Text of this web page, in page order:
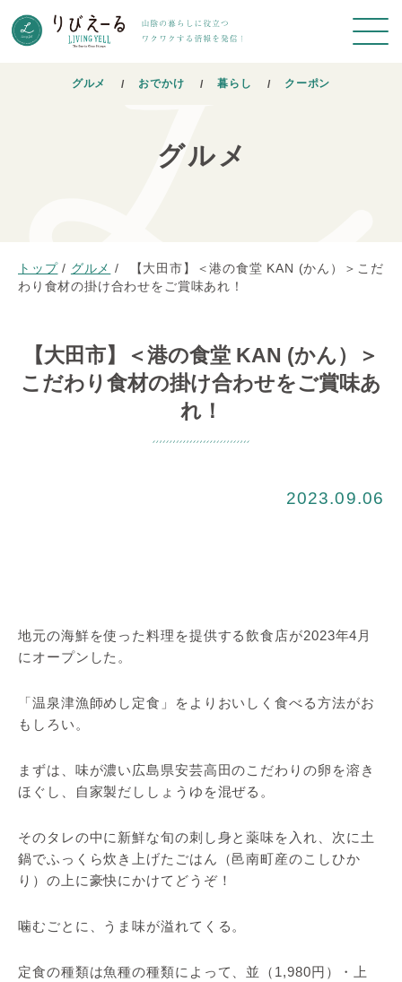
グルメ おでかけ 暮らし クーポン
グルメ
トップ / グルメ /
【大田市】＜港の食堂 KAN (かん）＞こだ
わり食材の掛け合わせをご賞味あれ！
【大田市】＜港の食堂 KAN (かん）＞
こだわり食材の掛け合わせをご賞味あ
れ！
2023.09.06
地元の海鮮を使った料理を提供する飲食店が2023年4月
にオープンした。
「温泉津漁師めし定食」をよりおいしく食べる方法がお
もしろい。
まずは、味が濃い広島県安芸高田のこだわりの卵を溶き
ほぐし、自家製だししょうゆを混ぜる。
そのタレの中に新鮮な旬の刺し身と薬味を入れ、次に土
鍋でふっくら炊き上げたごはん（邑南町産のこしひか
り）の上に豪快にかけてどうぞ！
噛むごとに、うま味が溢れてくる。
定食の種類は魚種の種類によって、並（1,980円）・上